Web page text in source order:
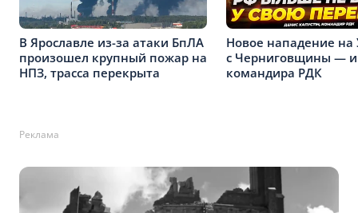
В Ярославле из-за атаки БпЛА
произошел крупный пожар на
НПЗ, трасса перекрыта
Новое нападение на
с Черниговщины —
командира РДК
Реклама